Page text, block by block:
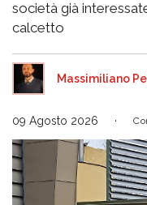
società già
calcetto
Massimiliano
09 Agosto 2026